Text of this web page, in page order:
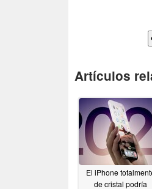
Artículos
El iPhone
de cristal podría